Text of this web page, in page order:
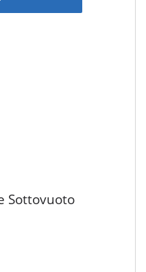
Sottovuoto